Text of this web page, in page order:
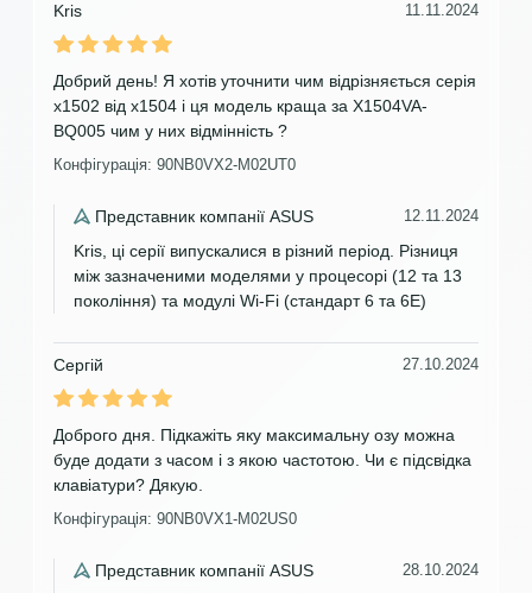
Kris 11.11.2024
Добрий день! Я хотів уточнити чим відрізняється серія
х1502 від х1504 і ця модель краща за X1504VA-
BQ005 чим у них відмінність ?
Конфігурація: 90NB0VX2-M02UT0
Представник компанії ASUS 12.11.2024
Kris, ці серії випускалися в різний період. Різниця
між зазначеними моделями у процесорі (12 та 13
покоління) та модулі Wi-Fi (стандарт 6 та 6Е)
Сергій 27.10.2024
Доброго дня. Підкажіть яку максимальну озу можна
буде додати з часом і з якою частотою. Чи є підсвідка
клавіатури? Дякую.
Конфігурація: 90NB0VX1-M02US0
Представник компанії ASUS 28.10.2024